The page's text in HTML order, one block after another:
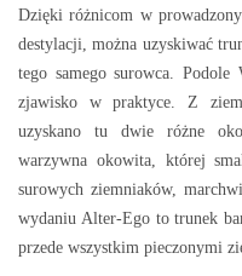
Dzięki różnicom w
destylacji, można uzyskiwać
tego samego surowca.
zjawisko w praktyce. Z
uzyskano tu dwie różne
warzywna okowita, której
surowych ziemniaków,
wydaniu Alter-Ego to trunek
przede wszystkim pieczonymi